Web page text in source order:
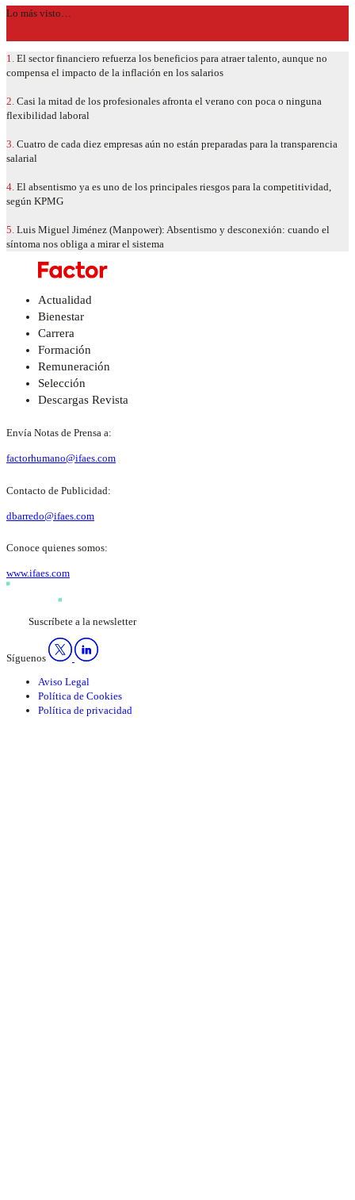
Lo más visto…
1. El sector financiero refuerza los beneficios para atraer talento, aunque no
compensa el impacto de la inflación en los salarios
2. Casi la mitad de los profesionales afronta el verano con poca o ninguna
flexibilidad laboral
3. Cuatro de cada diez empresas aún no están preparadas para la transparencia
salarial
4. El absentismo ya es uno de los principales riesgos para la competitividad,
según KPMG
5. Luis Miguel Jiménez (Manpower): Absentismo y desconexión: cuando el
síntoma nos obliga a mirar el sistema
Actualidad
Bienestar
Carrera
Formación
Remuneración
Selección
Descargas Revista
Envía Notas de Prensa a:
factorhumano@ifaes.com
Contacto de Publicidad:
dbarredo@ifaes.com
Conoce quienes somos:
www.ifaes.com
Suscríbete a la newsletter
Síguenos
Aviso Legal
Política de Cookies
Política de privacidad